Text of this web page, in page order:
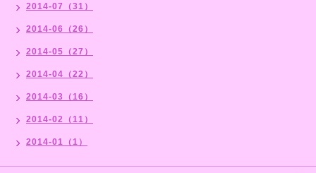
2014-07（31）
2014-06（26）
2014-05（27）
2014-04（22）
2014-03（16）
2014-02（11）
2014-01（1）